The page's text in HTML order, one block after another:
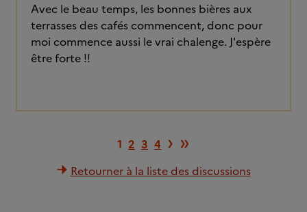
Avec le beau temps, les bonnes bières aux
terrasses des cafés commencent, donc pour
moi commence aussi le vrai chalenge. J'espère
être forte !!
1 2 3 4 Page suivante
› Dernière page
»
Retourner à la liste des discussions